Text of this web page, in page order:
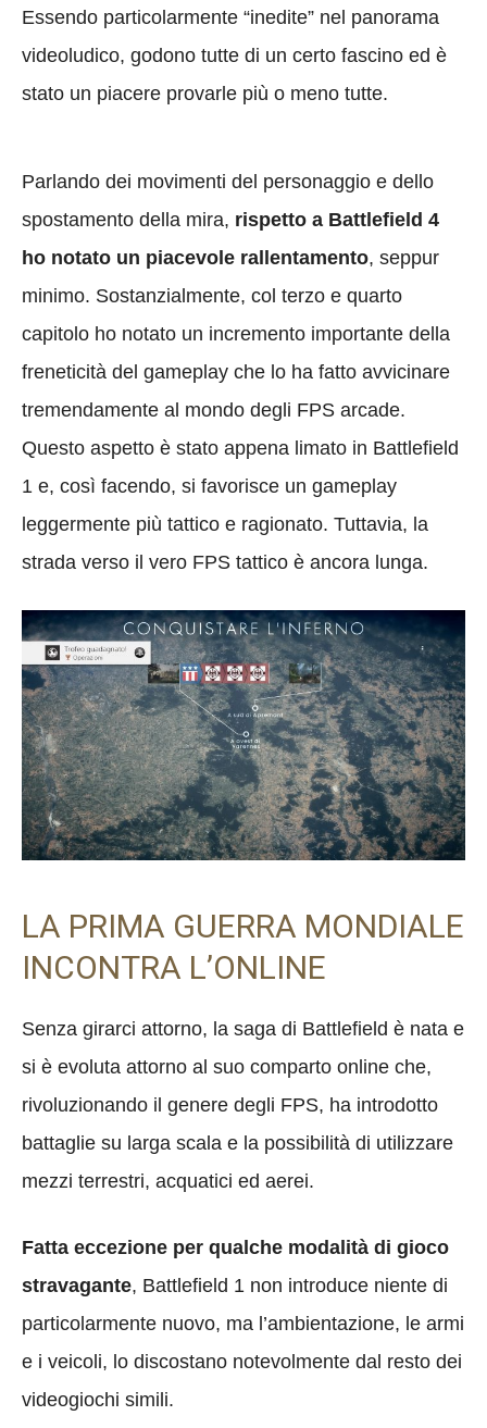
Essendo particolarmente “inedite” nel panorama
videoludico, godono tutte di un certo fascino ed è
stato un piacere provarle più o meno tutte.
Parlando dei movimenti del personaggio e dello
spostamento della mira, rispetto a Battlefield 4
ho notato un piacevole rallentamento, seppur
minimo. Sostanzialmente, col terzo e quarto
capitolo ho notato un incremento importante della
freneticità del gameplay che lo ha fatto avvicinare
tremendamente al mondo degli FPS arcade.
Questo aspetto è stato appena limato in Battlefield
1 e, così facendo, si favorisce un gameplay
leggermente più tattico e ragionato. Tuttavia, la
strada verso il vero FPS tattico è ancora lunga.
LA PRIMA GUERRA MONDIALE
INCONTRA L’ONLINE
Senza girarci attorno, la saga di Battlefield è nata e
si è evoluta attorno al suo comparto online che,
rivoluzionando il genere degli FPS, ha introdotto
battaglie su larga scala e la possibilità di utilizzare
mezzi terrestri, acquatici ed aerei.
Fatta eccezione per qualche modalità di gioco
stravagante, Battlefield 1 non introduce niente di
particolarmente nuovo, ma l’ambientazione, le armi
e i veicoli, lo discostano notevolmente dal resto dei
videogiochi simili.